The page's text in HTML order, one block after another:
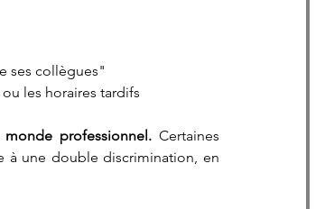
ses collègues"
les horaires tardifs
professionnel. Certaines
à une double discrimination, en